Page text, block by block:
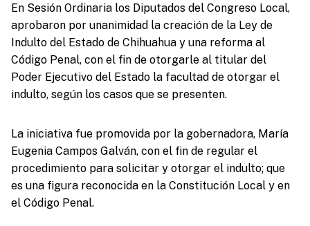
En Sesión Ordinaria los Diputados del Congreso Local,
aprobaron por unanimidad la creación de la Ley de
Indulto del Estado de Chihuahua y una reforma al
Código Penal, con el fin de otorgarle al titular del
Poder Ejecutivo del Estado la facultad de otorgar el
indulto, según los casos que se presenten.
La iniciativa fue promovida por la gobernadora, María
Eugenia Campos Galván, con el fin de regular el
procedimiento para solicitar y otorgar el indulto; que
es una figura reconocida en la Constitución Local y en
el Código Penal.